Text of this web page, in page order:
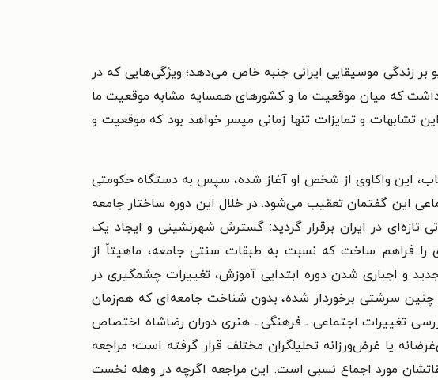
زندگی موسیقایی ایرانی جنبه خاص می‌دهد؛ ویژگی‌هایی که در
داشت که میان موقعیت ما و کشورهای همسایه مشابه موقعیت ما
تشابهات و تمایزات تنها زمانی میسر خواهد بود که موقعیت و
این واکاوی از شخص او آغاز شده، سپس به دستگاه حکومتی
این گفتمان تعقیب می‌شود. در خلال این دوره ساختار جامعه
تازه‌ای در ایران برقرار گردید: گسترش شهرنشینی و ایجاد یک
را فراهم ساخت که نسبت به طبقات سنتی جامعه، ماهیتاً از
و اجباری شدن دوره ابتدایی آموزش، تغییرات چشمگیری در
چنین سرشتی برخوردار شده، بدون شناخت جامعه‌ای که هم‌زمان
تغییرات اجتماعی ـ فرهنگی ـ هنری دوران رضاشاه اختصاص
یا غرض‌ورزانه تحلیلگران مختلف قرار گرفته است؛ مراجعه
مورد اجماع نسبی است. این مراجعه اگرچه در وهله نخست